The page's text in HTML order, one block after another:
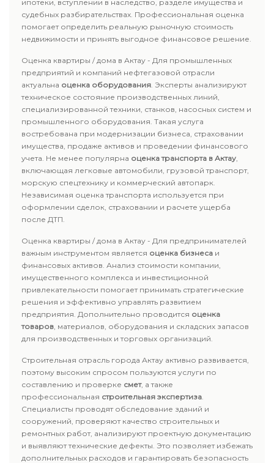
ипотеки, вступлении в наследство, разделе имущества и
судебных разбирательствах. Профессиональная оценка
помогает определить реальную рыночную стоимость
недвижимости и принять выгодное финансовое решение.
Оценка квартиры / дома в Актау - Для промышленных
предприятий и компаний нефтегазовой отрасли
актуальна оценка оборудования. Эксперты анализируют
техническое состояние производственных линий,
специализированной техники, станков, насосных систем и
промышленного оборудования. Такая услуга
востребована при модернизации бизнеса, страховании
имущества, продаже активов и проведении финансового
учета. Не менее популярна оценка транспорта в Актау,
включающая легковые автомобили, грузовой транспорт,
морскую спецтехнику и коммерческий автопарк.
Независимая оценка транспорта используется при
оформлении сделок, страховании и расчете ущерба
после ДТП.
Оценка квартиры / дома в Актау - Для предпринимателей
важным инструментом является оценка бизнеса и
финансовых активов. Анализ стоимости компании,
имущественного комплекса и инвестиционной
привлекательности помогает принимать стратегические
решения и эффективно управлять развитием
предприятия. Дополнительно проводится оценка
товаров, материалов, оборудования и складских запасов
для производственных и торговых организаций.
Строительная отрасль города Актау активно развивается,
поэтому высоким спросом пользуются услуги по
составлению и проверке смет, а также
профессиональная строительная экспертиза.
Специалисты проводят обследование зданий и
сооружений, проверяют качество строительных и
ремонтных работ, анализируют проектную документацию
и выявляют технические дефекты. Это позволяет избежать
дополнительных расходов и гарантировать безопасность